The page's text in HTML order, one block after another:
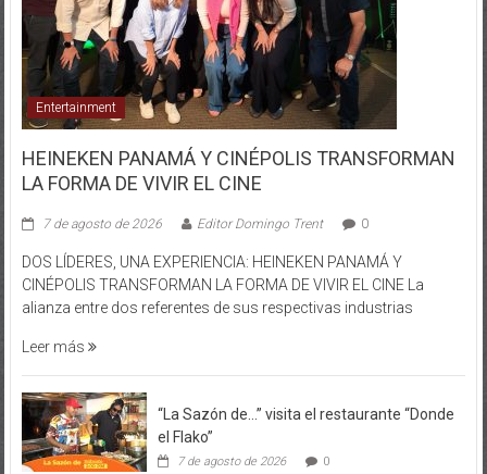
Entertainment
HEINEKEN PANAMÁ Y CINÉPOLIS TRANSFORMAN
LA FORMA DE VIVIR EL CINE
7 de agosto de 2026 Editor Domingo Trent 0
DOS LÍDERES, UNA EXPERIENCIA: HEINEKEN PANAMÁ Y
CINÉPOLIS TRANSFORMAN LA FORMA DE VIVIR EL CINE La
alianza entre dos referentes de sus respectivas industrias
Leer más
“La Sazón de…” visita el restaurante “Donde
el Flako”
7 de agosto de 2026 0